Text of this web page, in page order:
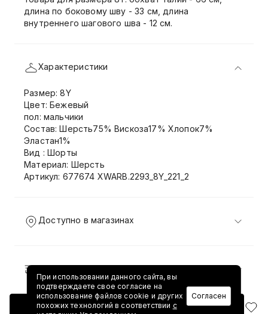
Добавить в корзину
длина по боковому шву - 33 см, длина
внутреннего шагового шва - 12 см.
Характеристики
Размер: 8Y
Цвет: Бежевый
пол: мальчики
Состав: Шерсть75% Вискоза17% Хлопок7%
Эластан1%
Вид : Шорты
Материал: Шерсть
Артикул: 677674 XWARB.2293_8Y_221_2
Доступно в магазинах
Доставка и возврат
При использовании данного сайта, вы
подтверждаете свое согласие на
использование файлов cookie и других
похожих технологий в соответствии с
Согласен